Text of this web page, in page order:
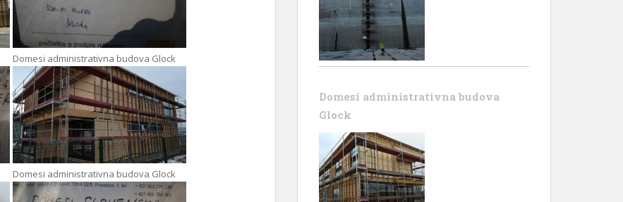
Domesi administrativna budova Glock
Domesi administrativna budova Glock
Domesi administrativna budova
Glock